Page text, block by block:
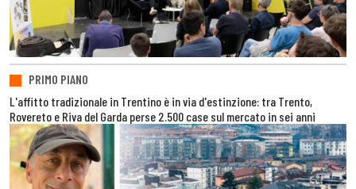
PRIMO PIANO
L'affitto tradizionale in Trentino è in via d'estinzione: tra Trento,
Rovereto e Riva del Garda perse 2.500 case sul mercato in sei anni